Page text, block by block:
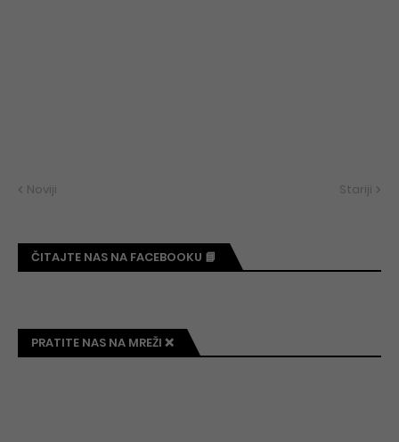
Noviji Stariji
ČITAJTE NAS NA FACEBOOKU 📘
PRATITE NAS NA MREŽI ❌